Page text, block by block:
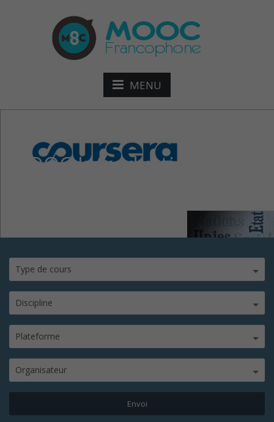
MENU
MOOC Introduction aux
Type de cours
Discipline
Plateforme
Organisateur